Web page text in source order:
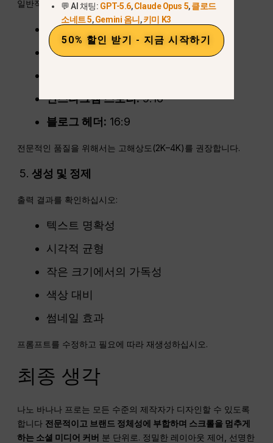
일반적인 표지 형식:
YouTube 썸네일:16:9
틱톡 커버:
인스타그램 스토리:9:16
블로그 헤더: 16:9
전문적인 품질을 위해서는 고해상도(2K–4K)를 권장합니다.
생성 및 정제
출력 결과를 확인하십시오:
텍스트 명확성
시각적 균형
작은 크기에서의 가독성
색상 대비
썸네일 효과
프롬프트를 수정하고 필요에 따라 재생성하십시오.
최종 생각
나노 바나나 프로는 모든 수준의 제작자가 디자인할 수 있도록
합니다 전문적이고 브랜드 정체성에 부합하며 스크롤을 멈추게
하는 소셜 미디어 커버 분 단위로. 정밀한 레이아웃 제어, 선명한
💬 AI 채팅: GPT-5.6,Claude Opus 5,클로드
소네트 5,Gemini 옴니,키미 K3
50% 할인 받기 - 지금 시작하기